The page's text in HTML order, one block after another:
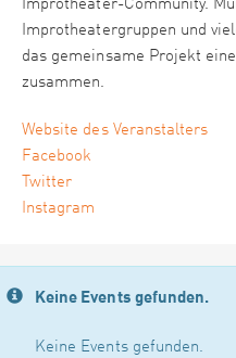
Improtheater-Community.
Improtheatergruppen und
das gemeinsame Projekt
zusammen.
Website des Veranstalters
Facebook
Twitter
Instagram
Keine Events gefunden.
Keine Events gefunden.